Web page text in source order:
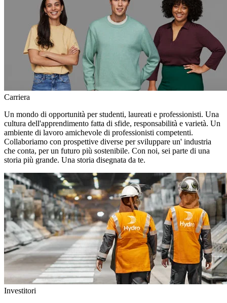
Carriera
Un mondo di opportunità per studenti, laureati e professionisti. Una
cultura dell'apprendimento fatta di sfide, responsabilità e varietà. Un
ambiente di lavoro amichevole di professionisti competenti.
Collaboriamo con prospettive diverse per sviluppare un' industria
che conta, per un futuro più sostenibile. Con noi, sei parte di una
storia più grande. Una storia disegnata da te.
Investitori